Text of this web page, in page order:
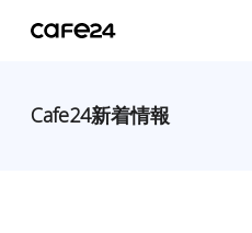
Cafe24新着情報